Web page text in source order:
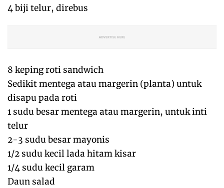
4 biji telur, direbus
8 keping roti sandwich
Sedikit mentega atau margerin (planta) untuk
disapu pada roti
1 sudu besar mentega atau margerin, untuk inti
telur
2-3 sudu besar mayonis
1/2 sudu kecil lada hitam kisar
1/4 sudu kecil garam
Daun salad